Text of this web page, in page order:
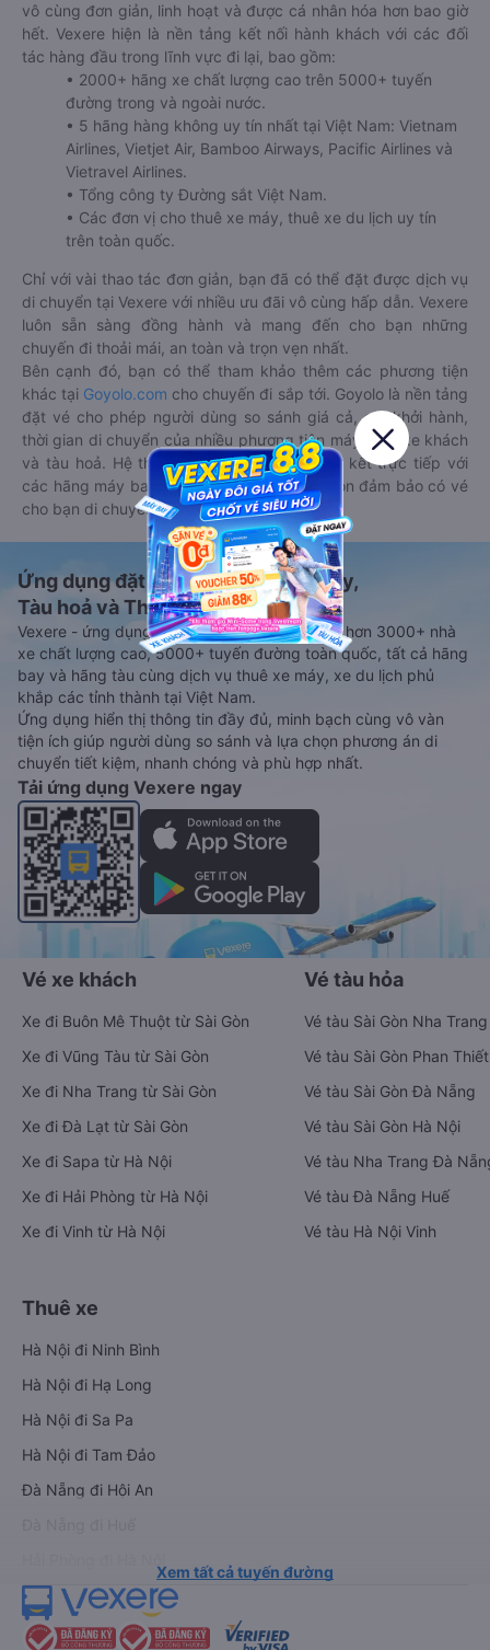
vô cùng đơn giản, linh hoạt và được cá nhân hóa hơn bao giờ
hết. Vexere hiện là nền tảng kết nối hành khách với các đối
tác hàng đầu trong lĩnh vực đi lại, bao gồm:
• 2000+ hãng xe chất lượng cao trên 5000+ tuyến
đường trong và ngoài nước.
• 5 hãng hàng không uy tín nhất tại Việt Nam: Vietnam
Airlines, Vietjet Air, Bamboo Airways, Pacific Airlines và
Vietravel Airlines.
• Tổng công ty Đường sắt Việt Nam.
• Các đơn vị cho thuê xe máy, thuê xe du lịch uy tín
trên toàn quốc.
Chỉ với vài thao tác đơn giản, bạn đã có thể đặt được dịch vụ
di chuyển tại Vexere với nhiều ưu đãi vô cùng hấp dẫn. Vexere
luôn sẵn sàng đồng hành và mang đến cho bạn những
chuyến đi thoải mái, an toàn và trọn vẹn nhất.
Bên cạnh đó, bạn có thể tham khảo thêm các phương tiện
khác tại Goyolo.com cho chuyến đi sắp tới. Goyolo là nền tảng
đặt vé cho phép người dùng so sánh giá cả, giờ khởi hành,
thời gian di chuyển của nhiều phương tiện máy bay, xe khách
và tàu hoả. Hệ thống của Goyolo được liên kết trực tiếp với
các hãng máy bay, xe khách và tàu hoả, luôn đảm bảo có vé
cho bạn di chuyển.
Ứng dụng đặt vé Xe khách, Máy bay,
Tàu hoả và Thuê xe
Vexere - ứng dụng đặt vé đa phương tiện với hơn 3000+ nhà
xe chất lượng cao, 5000+ tuyến đường toàn quốc, tất cả hãng
bay và hãng tàu cùng dịch vụ thuê xe máy, xe du lịch phủ
khắp các tỉnh thành tại Việt Nam.
Ứng dụng hiển thị thông tin đầy đủ, minh bạch cùng vô vàn
tiện ích giúp người dùng so sánh và lựa chọn phương án di
chuyển tiết kiệm, nhanh chóng và phù hợp nhất.
Tải ứng dụng Vexere ngay
Vé xe khách
Xe đi Buôn Mê Thuột từ Sài Gòn
Xe đi Vũng Tàu từ Sài Gòn
Xe đi Nha Trang từ Sài Gòn
Xe đi Đà Lạt từ Sài Gòn
Xe đi Sapa từ Hà Nội
Xe đi Hải Phòng từ Hà Nội
Xe đi Vinh từ Hà Nội
Vé tàu hỏa
Vé tàu Sài Gòn Nha Trang
Vé tàu Sài Gòn Phan Thiết
Vé tàu Sài Gòn Đà Nẵng
Vé tàu Sài Gòn Hà Nội
Vé tàu Nha Trang Đà
Vé tàu Đà Nẵng Huế
Vé tàu Hà Nội Vinh
Thuê xe
Hà Nội đi Ninh Bình
Hà Nội đi Hạ Long
Hà Nội đi Sa Pa
Hà Nội đi Tam Đảo
Đà Nẵng đi Hội An
Xem tất cả tuyến đường